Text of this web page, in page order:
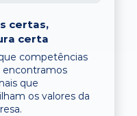
certas,
certa
competências
encontramos
que
os valores da